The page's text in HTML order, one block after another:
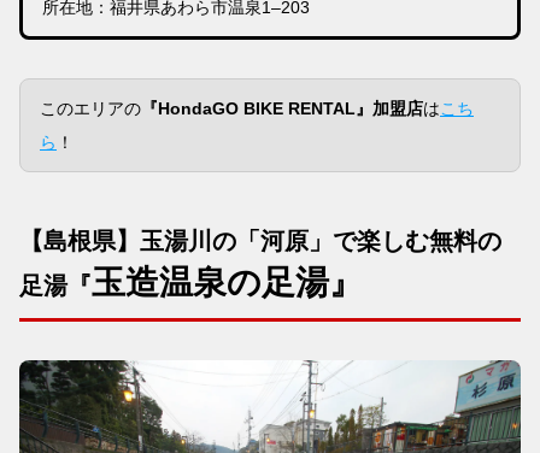
所在地：福井県あわら市温泉1–203
このエリアの 『HondaGO BIKE RENTAL』加盟店はこち
ら ！
【島根県】玉湯川の「河原」で楽しむ無料の
足湯『玉造温泉の足湯』